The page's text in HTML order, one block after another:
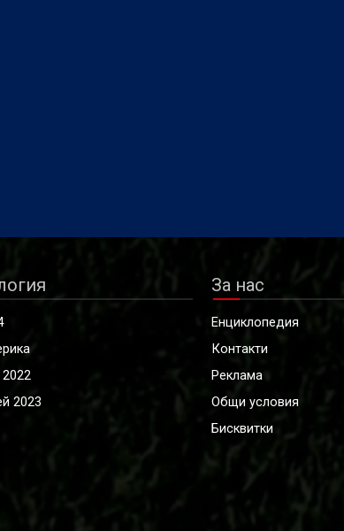
2023
За нас
Енциклопедия
Контакти
Реклама
Общи условия
Бисквитки